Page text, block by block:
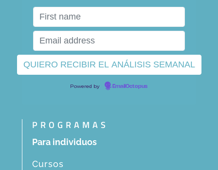
Powered by EmailOctopus
PROGRAMAS
Para individuos
Cursos